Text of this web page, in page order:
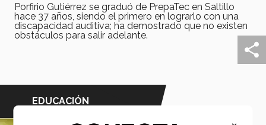
Porfirio Gutiérrez se graduó de PrepaTec en Saltillo
hace 37 años, siendo el primero en lograrlo con una
discapacidad auditiva; ha demostrado que no existen
obstáculos para salir adelante.
EDUCACIÓN